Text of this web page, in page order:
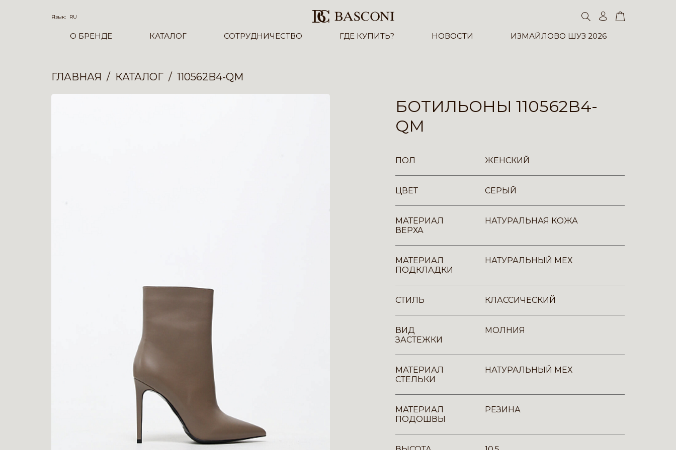
Язык: RU
О БРЕНДЕ КАТАЛОГ СОТРУДНИЧЕСТВО ГДЕ КУПИТЬ? НОВОСТИ ИЗМАЙЛОВО ШУЗ 2026
ГЛАВНАЯ КАТАЛОГ 110562B4-QM
БОТИЛЬОНЫ 110562B4-
QM
ПОЛ ЖЕНСКИЙ
ЦВЕТ СЕРЫЙ
МАТЕРИАЛ
ВЕРХА
НАТУРАЛЬНАЯ КОЖА
МАТЕРИАЛ
ПОДКЛАДКИ
НАТУРАЛЬНЫЙ МЕХ
СТИЛЬ КЛАССИЧЕСКИЙ
ВИД
ЗАСТЕЖКИ
МОЛНИЯ
МАТЕРИАЛ
СТЕЛЬКИ
НАТУРАЛЬНЫЙ МЕХ
МАТЕРИАЛ
ПОДОШВЫ
РЕЗИНА